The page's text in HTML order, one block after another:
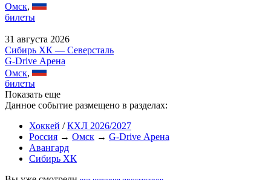
Омск,
билеты
31 августа 2026
Сибирь ХК — Северсталь
G-Drive Арена
Омск,
билеты
Показать еще
Данное событие размещено в разделах:
Хоккей /КХЛ 2026/2027
Россия → Омск → G-Drive Арена
Авангард
Сибирь ХК